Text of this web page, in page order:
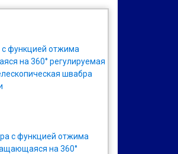
с функцией отжима
на 360°